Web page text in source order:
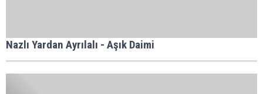
Nazlı Yardan Ayrılalı - Aşık Daimi